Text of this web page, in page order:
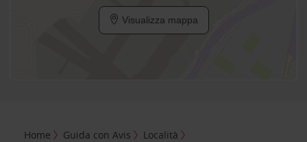
Visualizza mappa
Home Guida con Avis
Località